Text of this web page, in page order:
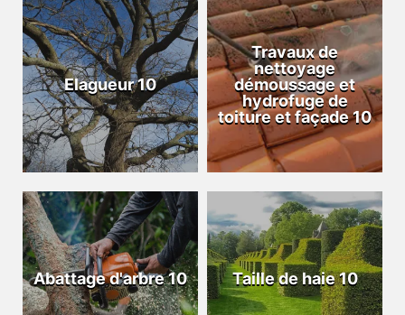
Elagueur 10
Travaux de
nettoyage
démoussage et
hydrofuge de
toiture et façade 10
Abattage d'arbre 10 Taille de haie 10